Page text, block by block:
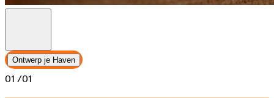
Ontwerp je Haven
01 /01